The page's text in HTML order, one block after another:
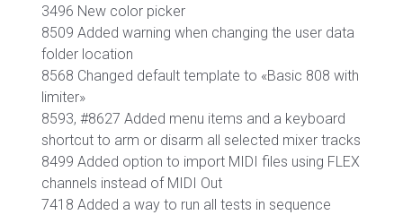
3496 New color picker
8509 Added warning when changing the user data
folder location
8568 Changed default template to «Basic 808 with
limiter»
8593, #8627 Added menu items and a keyboard
shortcut to arm or disarm all selected mixer tracks
8499 Added option to import MIDI files using FLEX
channels instead of MIDI Out
7418 Added a way to run all tests in sequence